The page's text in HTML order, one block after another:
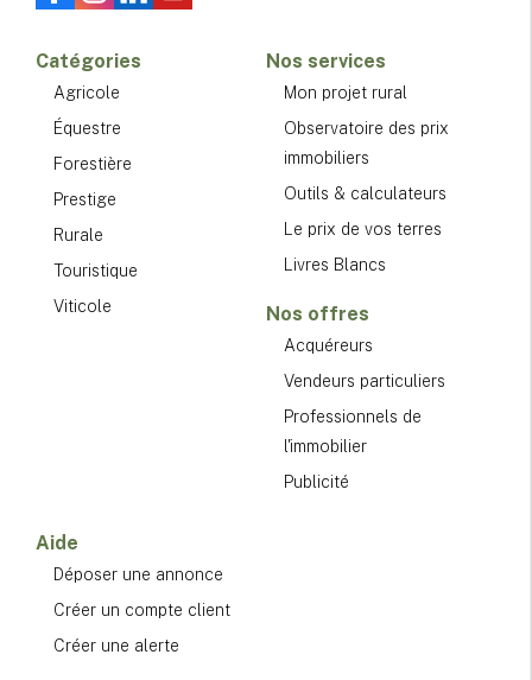
Catégories
Agricole
Équestre
Forestière
Prestige
Rurale
Touristique
Viticole
Nos services
Mon projet rural
Observatoire des prix
immobiliers
Outils & calculateurs
Le prix de vos terres
Livres Blancs
Nos offres
Acquéreurs
Vendeurs particuliers
Professionnels de
l'immobilier
Publicité
Aide
Déposer une annonce
Créer un compte client
Créer une alerte